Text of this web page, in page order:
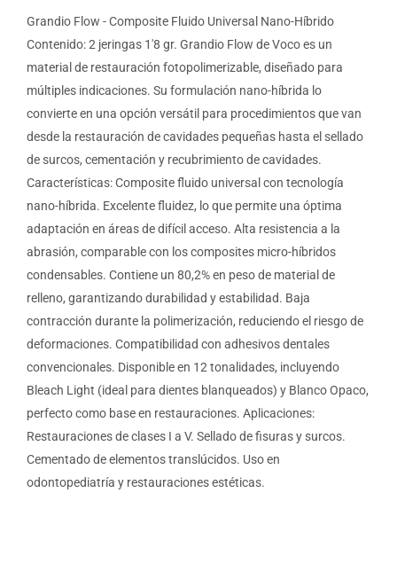
Grandio Flow - Composite Fluido Universal Nano-Híbrido
Contenido: 2 jeringas 1'8 gr. Grandio Flow de Voco es un
material de restauración fotopolimerizable, diseñado para
múltiples indicaciones. Su formulación nano-híbrida lo
convierte en una opción versátil para procedimientos que van
desde la restauración de cavidades pequeñas hasta el sellado
de surcos, cementación y recubrimiento de cavidades.
Características: Composite fluido universal con tecnología
nano-híbrida. Excelente fluidez, lo que permite una óptima
adaptación en áreas de difícil acceso. Alta resistencia a la
abrasión, comparable con los composites micro-híbridos
condensables. Contiene un 80,2% en peso de material de
relleno, garantizando durabilidad y estabilidad. Baja
contracción durante la polimerización, reduciendo el riesgo de
deformaciones. Compatibilidad con adhesivos dentales
convencionales. Disponible en 12 tonalidades, incluyendo
Bleach Light (ideal para dientes blanqueados) y Blanco Opaco,
perfecto como base en restauraciones. Aplicaciones:
Restauraciones de clases I a V. Sellado de fisuras y surcos.
Cementado de elementos translúcidos. Uso en
odontopediatría y restauraciones estéticas.